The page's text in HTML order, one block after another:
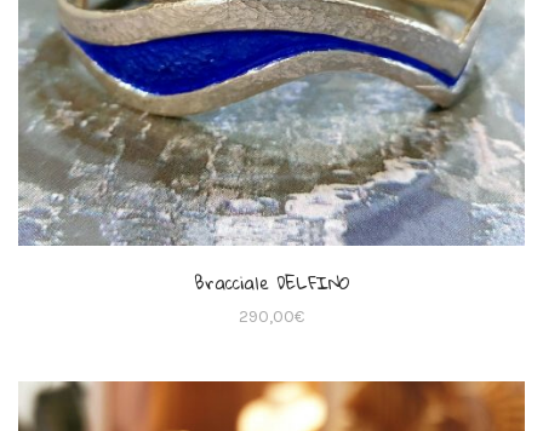
Bracciale DELFINO
290,00€